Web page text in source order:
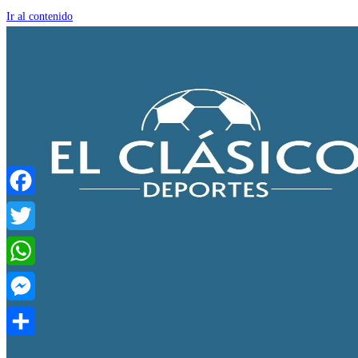
Ir al contenido
Facebook
Twitter
WhatsApp
Messenger